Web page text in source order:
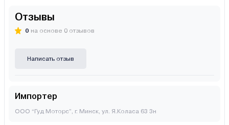
Отзывы
0 на основе 0 отзывов
Написать отзыв
Импортер
ООО “Гуд Моторс”, г. Минск, ул. Я.Коласа 63 3н